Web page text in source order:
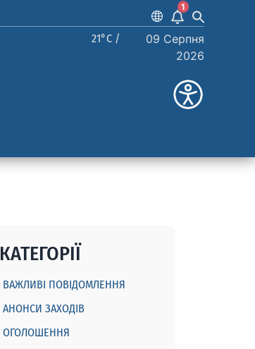
1
21°C /
09 Серпня
2026
КАТЕГОРІЇ
ВАЖЛИВІ ПОВІДОМЛЕННЯ
АНОНСИ ЗАХОДІВ
ОГОЛОШЕННЯ